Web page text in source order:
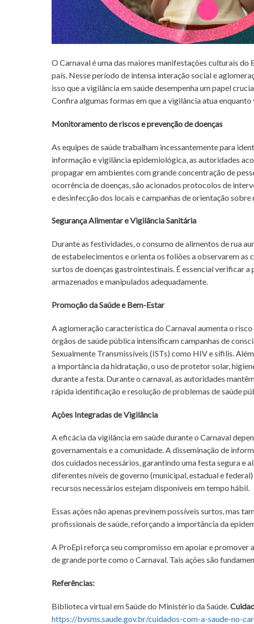
O Carnaval é uma das maiores manifestações culturais
país. Nesse período de intensa interação social e
isso que a vigilância em saúde desempenha um papel
Confira algumas formas em que a vigilância atua
Monitoramento de riscos e prevenção de doenças
As equipes de saúde trabalham incessantemente para
informação e vigilância epidemiológica, as autoridades
propagar em ambientes com grande concentração de
ocorrência de doenças, são acionados protocolos de
e desinfecção dos locais e campanhas de orientação sobre
Segurança Alimentar e Vigilância Sanitária
Durante as festividades, o consumo de alimentos de rua
de estabelecimentos e orienta os foliões a observarem as
surtos de doenças gastrointestinais. É essencial verificar
armazenados e manipulados adequadamente.
Promoção da Saúde e Bem-Estar
A aglomeração característica do Carnaval aumenta o
órgãos de saúde pública intensificam campanhas de
Sexualmente Transmissíveis (ISTs) como HIV e sífilis.
a importância da hidratação, o uso de protetor solar,
durante a festa. Durante o carnaval, as autoridades
rápida identificação e resolução de problemas de saúde
Ações Integradas de Vigilância
A eficácia da vigilância em saúde durante o Carnaval
governamentais e a comunidade. A disseminação de
dos cuidados necessários, garantindo uma festa segura e
diferentes níveis de governo (municipal, estadual e
recursos necessários estejam disponíveis em tempo hábil.
Essas ações não apenas previnem possíveis surtos, mas
profissionais de saúde, reforçando a importância da
A ProEpi reforça seu compromisso em apoiar e promover
de grande porte como o Carnaval. Tais ações são
Referências:
Biblioteca virtual em Saúde do Ministério da Saúde.
https://bvsms.saude.gov.br/cuidados-com-a-saude-no-